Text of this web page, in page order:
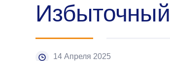
14 Апреля 2025